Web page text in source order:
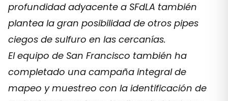
profundidad adyacente a SFdLA también
plantea la gran posibilidad de otros pipes
ciegos de sulfuro en las cercanías.
El equipo de San Francisco también ha
completado una campaña integral de
mapeo y muestreo con la identificación de